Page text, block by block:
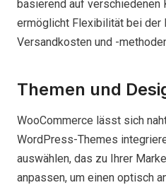
basierend auf verschiedenen
ermöglicht Flexibilität bei der
Versandkosten und -
Themen und
WooCommerce lässt sich
WordPress-Themes
auswählen, das zu Ihrer
anpassen, um einen optisch